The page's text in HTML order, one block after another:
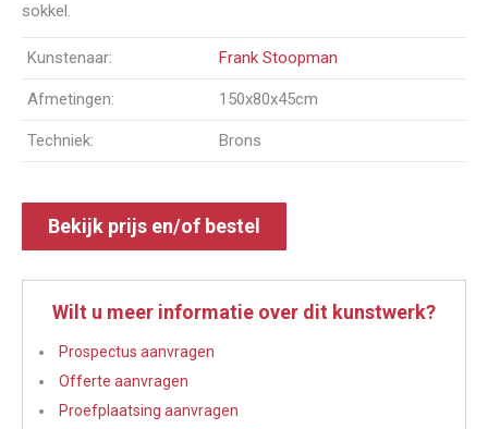
sokkel.
Kunstenaar: Frank Stoopman
Afmetingen: 150x80x45cm
Techniek: Brons
Bekijk prijs en/of bestel
Wilt u meer informatie over dit kunstwerk?
Prospectus aanvragen
Offerte aanvragen
Proefplaatsing aanvragen